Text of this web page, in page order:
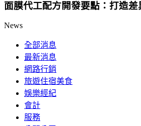
面膜代工配方開發要點：打造
News
全部消息
最新消息
網路行銷
旅遊住宿美食
娛樂經紀
會計
服務